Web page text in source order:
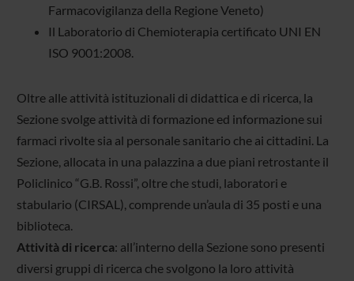
Farmacovigilanza della Regione Veneto)
Il Laboratorio di Chemioterapia certificato UNI EN
ISO 9001:2008.
Oltre alle attività istituzionali di didattica e di ricerca, la
Sezione svolge attività di formazione ed informazione sui
farmaci rivolte sia al personale sanitario che ai cittadini. La
Sezione, allocata in una palazzina a due piani retrostante il
Policlinico “G.B. Rossi”, oltre che studi, laboratori e
stabulario (CIRSAL), comprende un’aula di 35 posti e una
biblioteca.
Attività di ricerca: all’interno della Sezione sono presenti
diversi gruppi di ricerca che svolgono la loro attività